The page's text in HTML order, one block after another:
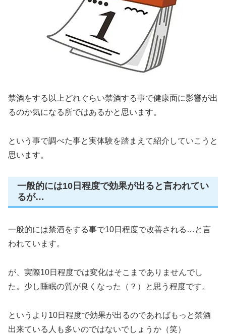
禁酒をする以上どれぐらい禁酒する事で健康面に影響が出
るのか気になる所ではあるかと思います。
という事で調べた事と実体験を踏まえて紹介していこうと
思います。
一般的には10日程度で効果が出ると言われてい
るが…
一般的には禁酒をする事で10日程度で改善される…と言
われています。
が、実際10日程度では変化はそこまでありませんでし
た。少し睡眠の質が良くなった（？）と思う程度です。
というより10日程度で効果が出るのであればもっと禁酒
出来ている人も多いのではないでしょうか（笑）